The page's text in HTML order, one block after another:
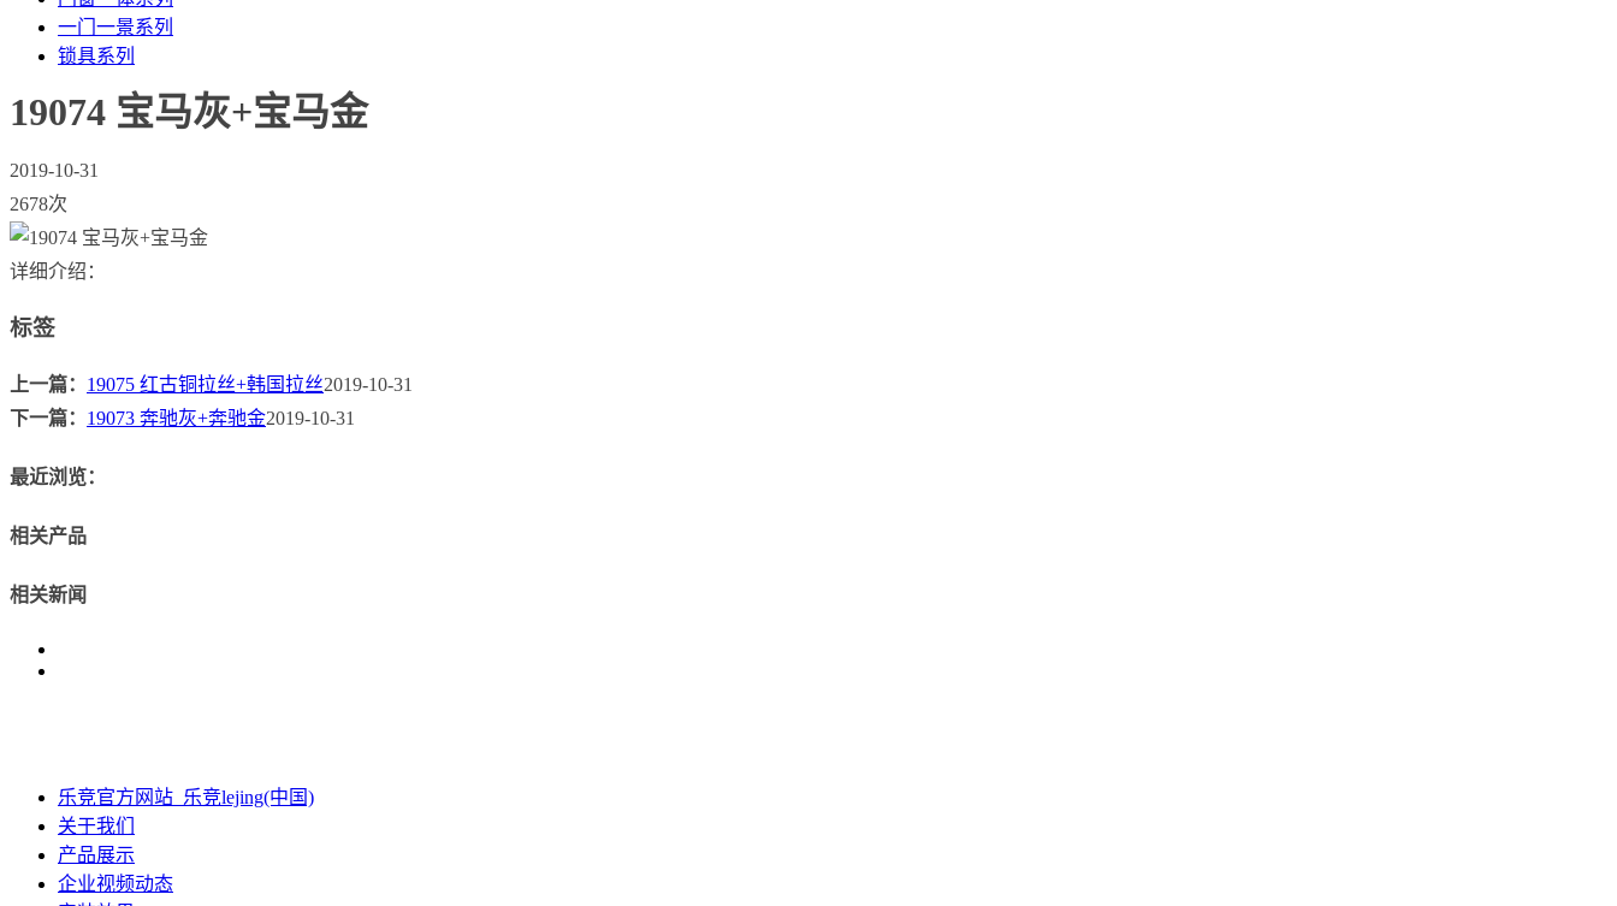
一门一景系列
锁具系列
19074 宝马灰+宝马金
2019-10-31
2678次
详细介绍：
标签
上一篇： 19075 红古铜拉丝+韩国拉丝2019-10-31
下一篇： 19073 奔驰灰+奔驰金2019-10-31
最近浏览：
相关产品
相关新闻
乐竞官方网站_乐竞lejing(中国)
关于我们
产品展示
企业视频动态